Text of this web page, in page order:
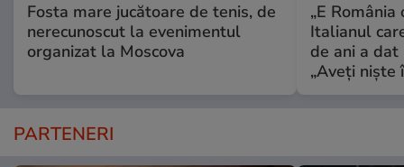
Fosta mare jucătoare de tenis, de
nerecunoscut la evenimentul
organizat la Moscova
„E
Italianul
de ani a
„Aveți niște
PARTENERI